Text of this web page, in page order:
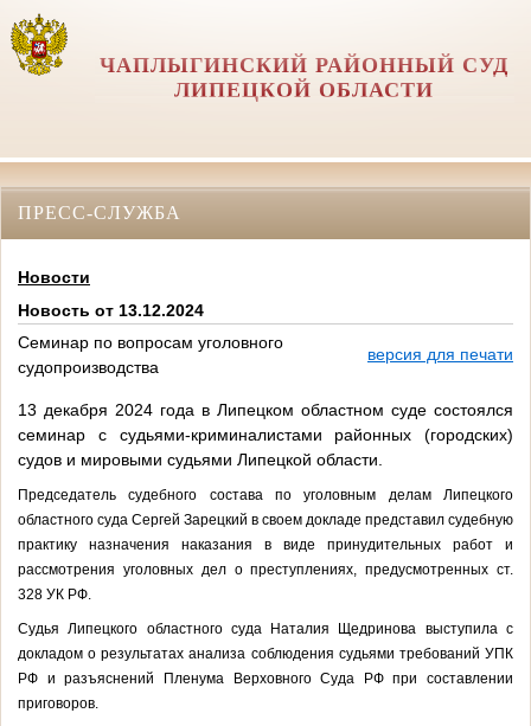
ЧАПЛЫГИНСКИЙ РАЙОННЫЙ СУД
ЛИПЕЦКОЙ ОБЛАСТИ
ПРЕСС-СЛУЖБА
Новости
Новость от 13.12.2024
Семинар по вопросам уголовного
судопроизводства
версия для печати
13 декабря 2024 года в Липецком областном суде состоялся
семинар с судьями-криминалистами районных (городских)
судов и мировыми судьями Липецкой области.
Председатель судебного состава по уголовным делам Липецкого
областного суда Сергей Зарецкий в своем докладе представил судебную
практику назначения наказания в виде принудительных работ и
рассмотрения уголовных дел о преступлениях, предусмотренных ст.
328 УК РФ.
Судья Липецкого областного суда Наталия Щедринова выступила с
докладом о результатах анализа соблюдения судьями требований УПК
РФ и разъяснений Пленума Верховного Суда РФ при составлении
приговоров.